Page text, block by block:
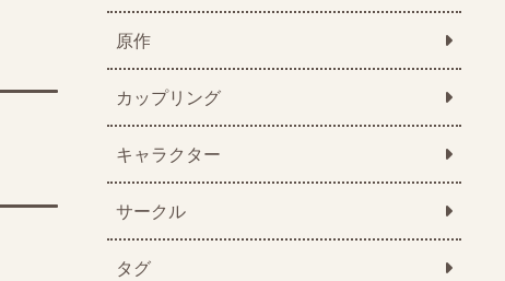
原作
カップリング
キャラクター
サークル
タグ